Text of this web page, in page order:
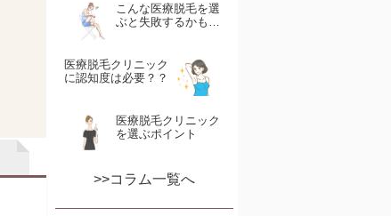
こんな医療脱毛を選
ぶと失敗するかも…
医療脱毛クリニック
に認知度は必要？？
医療脱毛クリニック
を選ぶポイント
>>コラム一覧へ